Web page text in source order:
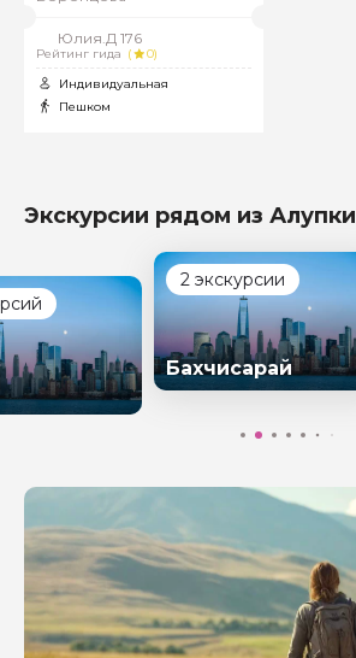
Юлия.Д 176
Рейтинг гида (
0)
Индивидуальная
Пешком
Экскурсии рядом из Алупки
2 экскурсии
Бахчисарай
Задайте свой вопрос гиду
Как вас зовут